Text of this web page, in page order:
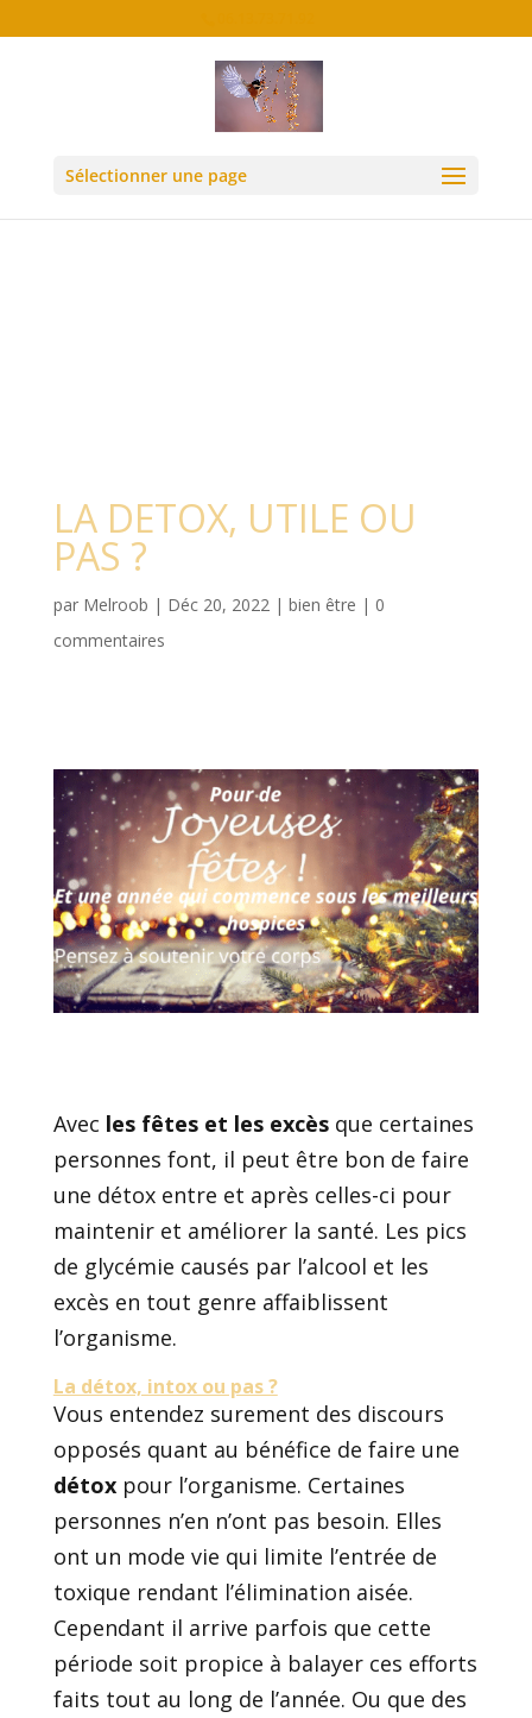
: Required parameter $location follows
optional parameter $post_types in
/home/courriermv/www/wp-
on line
Sélectionner une page
LA DETOX, UTILE OU
PAS ?
par Melroob | Déc 20, 2022| bien être | 0
commentaires
Avec les fêtes et les excèsque certaines
personnes font, il peut être bon de faire
une détox entre et après celles-ci pour
maintenir et améliorer la santé. Les pics
de glycémie causés par l’alcool et les
excès en tout genre affaiblissent
l’organisme.
La détox, intox ou pas ?
Vous entendez surement des discours
opposés quant au bénéfice de faire une
détoxpour l’organisme. Certaines
personnes n’en n’ont pas besoin. Elles
ont un mode vie qui limite l’entrée de
toxique rendant l’élimination aisée.
Cependant il arrive parfois que cette
période soit propice à balayer ces efforts
faits tout au long de l’année. Ou que des